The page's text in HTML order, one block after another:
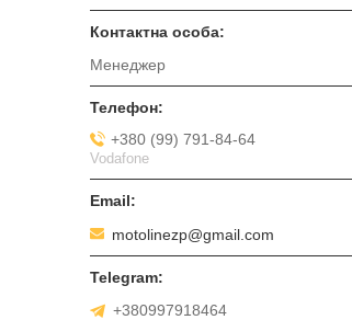
Менеджер
+380 (99) 791-84-64
Vodafone
motolinezp@gmail.com
+380997918464